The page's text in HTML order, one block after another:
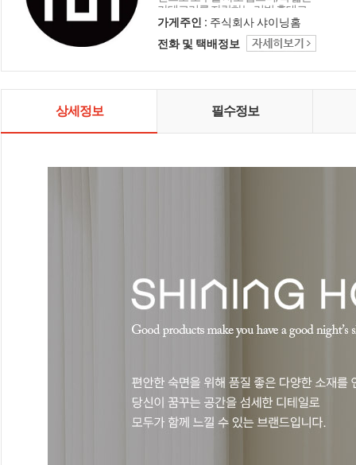
카테고리를 자랑하는 리빙 홈데코
인테리어 샤이닝홈입니다.
가게주인 : 주식회사 샤이닝홈
전화 및 택배정보
상세정보 필수정보